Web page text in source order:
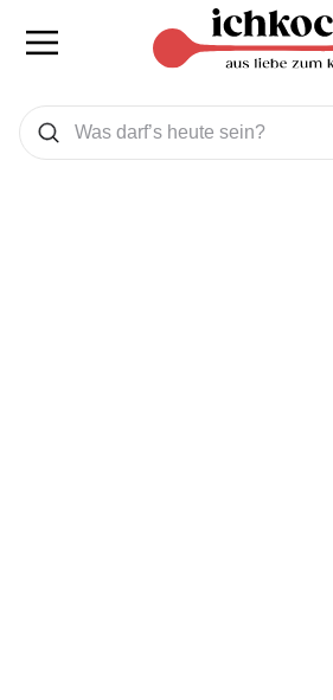
Was wollen Sie suchen
Suchen